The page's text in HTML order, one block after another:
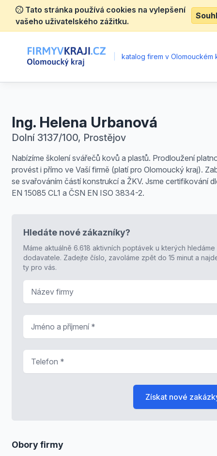
Tato stránka používá cookies na vylepšení
vašeho uživatelského zážitku.
katalog firem v Olomouckém
Ing. Helena Urbanová
Dolní 3137/100, Prostějov
Nabízíme školení svářečů kovů a plastů. Prodloužení
provést i přímo ve Vaší firmě (platí pro Olomoucký kraj).
se svařováním částí konstrukcí a ŽKV. Jsme certifikování
EN 15085 CL1 a ČSN EN ISO 3834-2.
Obory firmy
Hledáte nové zákazníky?
Máme aktuálně 6.618 aktivních poptávek u kterých hledáme
dodavatele. Zadejte číslo, zavoláme zpět do 15 minut a
ty pro vás.
Získat nové